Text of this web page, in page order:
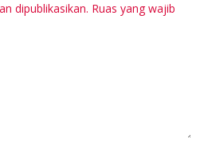
dipublikasikan. Ruas yang wajib